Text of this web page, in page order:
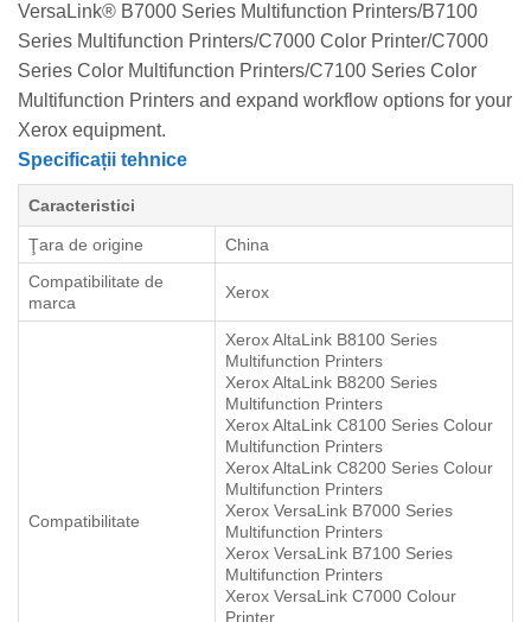
VersaLink® B7000 Series Multifunction Printers​/​B7100
Series Multifunction Printers​/​C7000 Color Printer​/​C7000
Series Color Multifunction Printers​/​C7100 Series Color
Multifunction Printers and expand workflow options for your
Xerox equipment.
Specificații tehnice
Caracteristici
Ţara de origine
China
Compatibilitate de
marca
Xerox
Compatibilitate
Xerox AltaLink B8100 Series
Multifunction Printers
Xerox AltaLink B8200 Series
Multifunction Printers
Xerox AltaLink C8100 Series Colour
Multifunction Printers
Xerox AltaLink C8200 Series Colour
Multifunction Printers
Xerox VersaLink B7000 Series
Multifunction Printers
Xerox VersaLink B7100 Series
Multifunction Printers
Xerox VersaLink C7000 Colour
Printer